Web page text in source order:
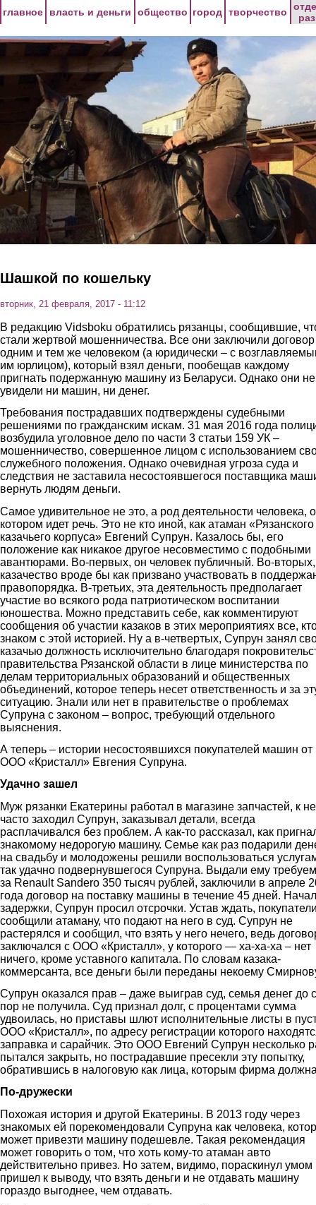
главное власть и деньги общество город творчество
Шашкой по кошельку
вторник, 21 февраля, 2017 - 11:12
В редакцию Vidsboku обратились рязанцы, сообщившие,
стали жертвой мошенничества. Все они заключили договор
одним и тем же человеком (а юридически – с
им юрлицом), который взял деньги, пообещав каждому
пригнать подержанную машину из Беларуси. Однако они не
увидели ни машин, ни денег.
Требования пострадавших подтверждены судебными
решениями по гражданским искам. 31 мая 2016 года
возбудила уголовное дело по части 3 статьи 159 УК –
мошенничество, совершенное лицом с использованием
служебного положения. Однако очевидная угроза суда и
следствия не заставила несостоявшегося поставщика
вернуть людям деньги.
Самое удивительное не это, а род деятельности человека, о
котором идет речь. Это не кто иной, как атаман «Рязанского
казачьего корпуса» Евгений Супрун. Казалось бы, его
положение как никакое другое несовместимо с подобными
авантюрами. Во-первых, он человек публичный. Во-вторых,
казачество вроде бы как призвано участвовать в
правопорядка. В-третьих, эта деятельность предполагает
участие во всякого рода патриотическом воспитании
юношества. Можно представить себе, как комментируют
сообщения об участии казаков в этих мероприятиях все,
знаком с этой историей. Ну а в-четвертых, Супрун занял
казачью должность исключительно благодаря
правительства Рязанской области в лице министерства по
делам территориальных образований и общественных
объединений, которое теперь несет ответственность и за
ситуацию. Знали или нет в правительстве о проблемах
Супруна с законом – вопрос, требующий отдельного
выяснения.
А теперь – истории несостоявшихся покупателей машин от
ООО «Кристалл» Евгения Супруна.
Удачно зашел
Муж рязанки Екатерины работал в магазине запчастей, к
часто заходил Супрун, заказывал детали, всегда
расплачивался без проблем. А как-то рассказал, как
знакомому недорогую машину. Семье как раз подарили
на свадьбу и молодожены решили воспользоваться
так удачно подвернувшегося Супруна. Выдали ему
за Renault Sandero 350 тысяч рублей, заключили в апреле
года договор на поставку машины в течение 45 дней.
задержки, Супрун просил отсрочки. Устав ждать,
сообщили атаману, что подают на него в суд. Cупрун не
растерялся и сообщил, что взять у него нечего, ведь
заключался с ООО «Кристалл», у которого — ха-ха-ха – нет
ничего, кроме уставного капитала. По словам казака-
коммерсанта, все деньги были переданы некоему
Супрун оказался прав – даже выиграв суд, семья денег до
пор не получила. Суд признал долг, с процентами сумма
удвоилась, но приставы шлют исполнительные листы в
ООО «Кристалл», по адресу регистрации которого
заправка и сарайчик. Это ООО Евгений Супрун несколько
пытался закрыть, но пострадавшие пресекли эту попытку,
обратившись в налоговую как лица, которым фирма
По-дружески
Похожая история и другой Екатерины. В 2013 году через
знакомых ей порекомендовали Супруна как человека,
может привезти машину подешевле. Такая рекомендация
может говорить о том, что хоть кому-то атаман авто
действительно привез. Но затем, видимо, пораскинул умом
пришел к выводу, что взять деньги и не отдавать машину
гораздо выгоднее, чем отдавать.